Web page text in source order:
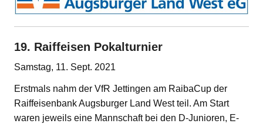
19. Raiffeisen Pokalturnier
Samstag, 11. Sept. 2021
Erstmals nahm der VfR Jettingen am RaibaCup der
Raiffeisenbank Augsburger Land West teil. Am Start
waren jeweils eine Mannschaft bei den D-Junioren, E-